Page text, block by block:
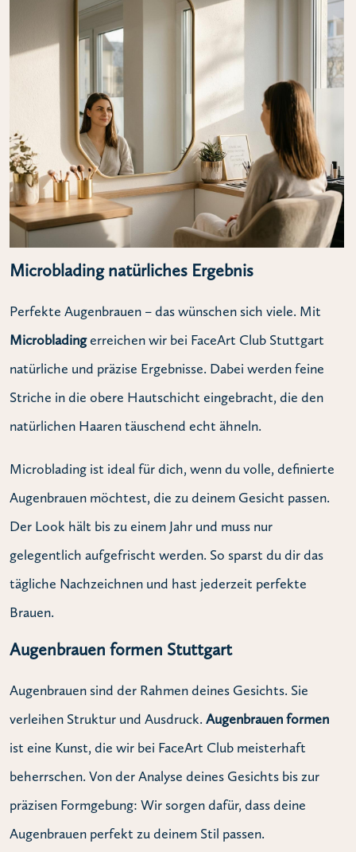
Microblading natürliches Ergebnis
Perfekte Augenbrauen – das wünschen sich viele. Mit
Microbladingerreichen wir bei FaceArt Club Stuttgart
natürliche und präzise Ergebnisse. Dabei werden feine
Striche in die obere Hautschicht eingebracht, die den
natürlichen Haaren täuschend echt ähneln.
Microblading ist ideal für dich, wenn du volle, definierte
Augenbrauen möchtest, die zu deinem Gesicht passen.
Der Look hält bis zu einem Jahr und muss nur
gelegentlich aufgefrischt werden. So sparst du dir das
tägliche Nachzeichnen und hast jederzeit perfekte
Brauen.
Augenbrauen formen Stuttgart
Augenbrauen sind der Rahmen deines Gesichts. Sie
verleihen Struktur und Ausdruck. Augenbrauen formen
ist eine Kunst, die wir bei FaceArt Club meisterhaft
beherrschen. Von der Analyse deines Gesichts bis zur
präzisen Formgebung: Wir sorgen dafür, dass deine
Augenbrauen perfekt zu deinem Stil passen.